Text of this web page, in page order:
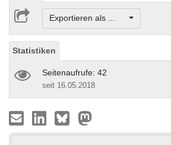
Exportieren als ...
Statistiken
Seitenaufrufe: 42
seit 16.05.2018